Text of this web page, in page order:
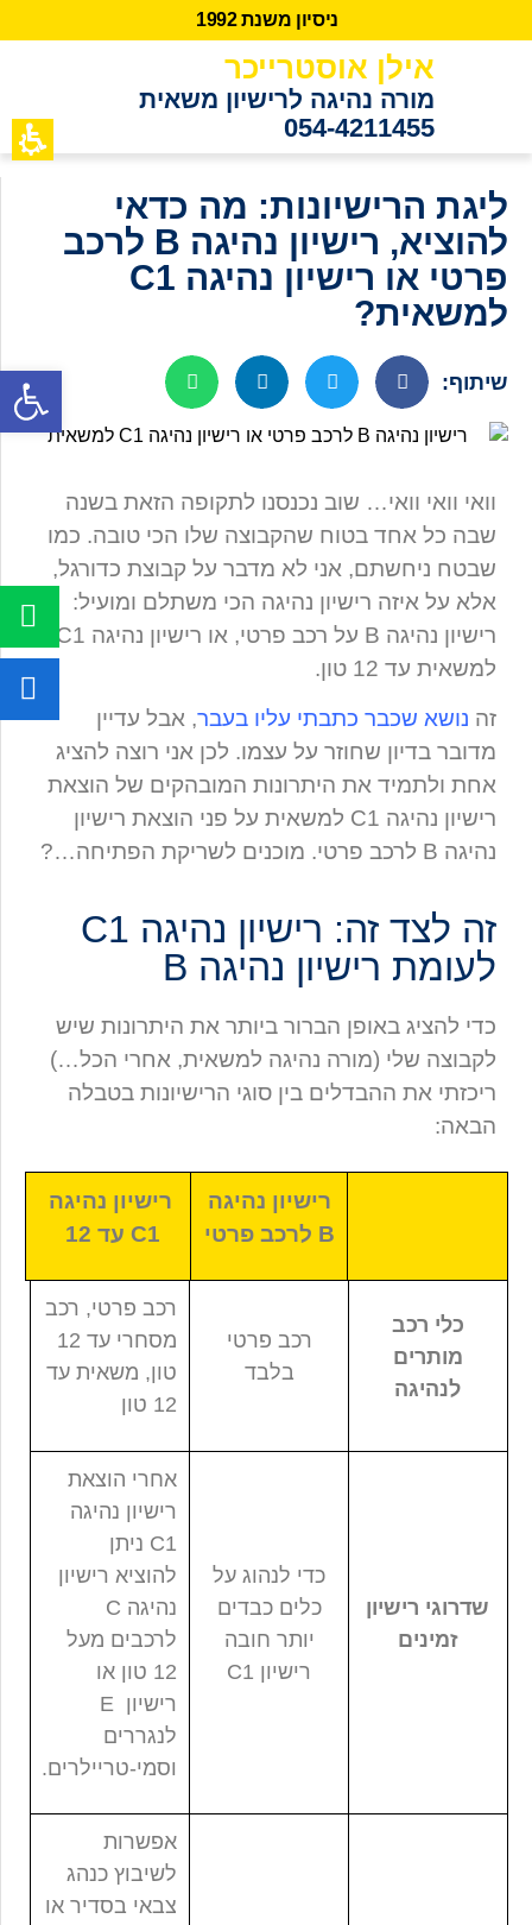
ניסיון משנת 2
9
9
1
אילן אוסטרייכר
מורה נהיגה לרישיון משאית
054-4211455
ליגת הרישיונות: מה כדאי
להוציא, רישיון נהיגה B לרכב
פרטי או רישיון נהיגה C1
למשאית?
שיתוף:
וואי וואי וואי… שוב נכנסנו לתקופה הזאת בשנה
שבה כל אחד בטוח שהקבוצה שלו הכי טובה. כמו
שבטח ניחשתם, אני לא מדבר על קבוצת כדורגל,
אלא על איזה רישיון נהיגה הכי משתלם ומועיל:
רישיון נהיגה B על רכב פרטי, או רישיון נהיגה C1
למשאית עד 12 טון.
זה נושא שכבר כתבתי עליו בעבר, אבל עדיין
מדובר בדיון שחוזר על עצמו. לכן אני רוצה להציג
אחת ולתמיד את היתרונות המובהקים של הוצאת
רישיון נהיגה C1 למשאית על פני הוצאת רישיון
נהיגה B לרכב פרטי. מוכנים לשריקת הפתיחה…?
זה לצד זה: רישיון נהיגה C1
לעומת רישיון נהיגה B
כדי להציג באופן הברור ביותר את היתרונות שיש
לקבוצה שלי (מורה נהיגה למשאית, אחרי הכל…)
ריכזתי את ההבדלים בין סוגי הרישיונות בטבלה
הבאה:
רישיון נהיגה
B לרכב פרטי
רישיון נהיגה
C1 עד 12
כלי רכב
מותרים
לנהיגה
רכב פרטי
בלבד
רכב פרטי, רכב
מסחרי עד 12
טון, משאית עד
12 טון
שדרוגי רישיון
זמינים
כדי לנהוג על
כלים כבדים
יותר חובה
רישיון C1
אחרי הוצאת
רישיון נהיגה
C1 ניתן
להוציא רישיון
נהיגה C
לרכבים מעל
12 טון או
רישיון E
לנגררים
וסמי-טריילרים.
אפשרות
לשיבוץ כנהג
צבאי בסדיר או
פתח סרגל נגישות